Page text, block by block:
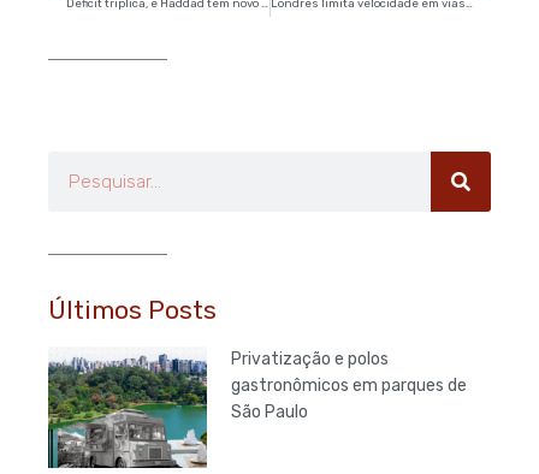
Últimos Posts
Privatização e polos
gastronômicos em parques de
São Paulo